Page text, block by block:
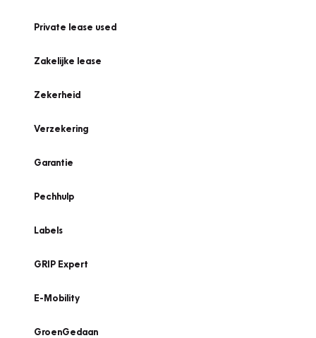
Private lease used
Zakelijke lease
Zekerheid
Verzekering
Garantie
Pechhulp
Labels
GRIP Expert
E-Mobility
GroenGedaan